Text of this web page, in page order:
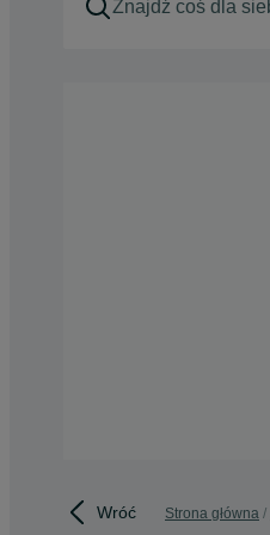
Wróć Strona główna